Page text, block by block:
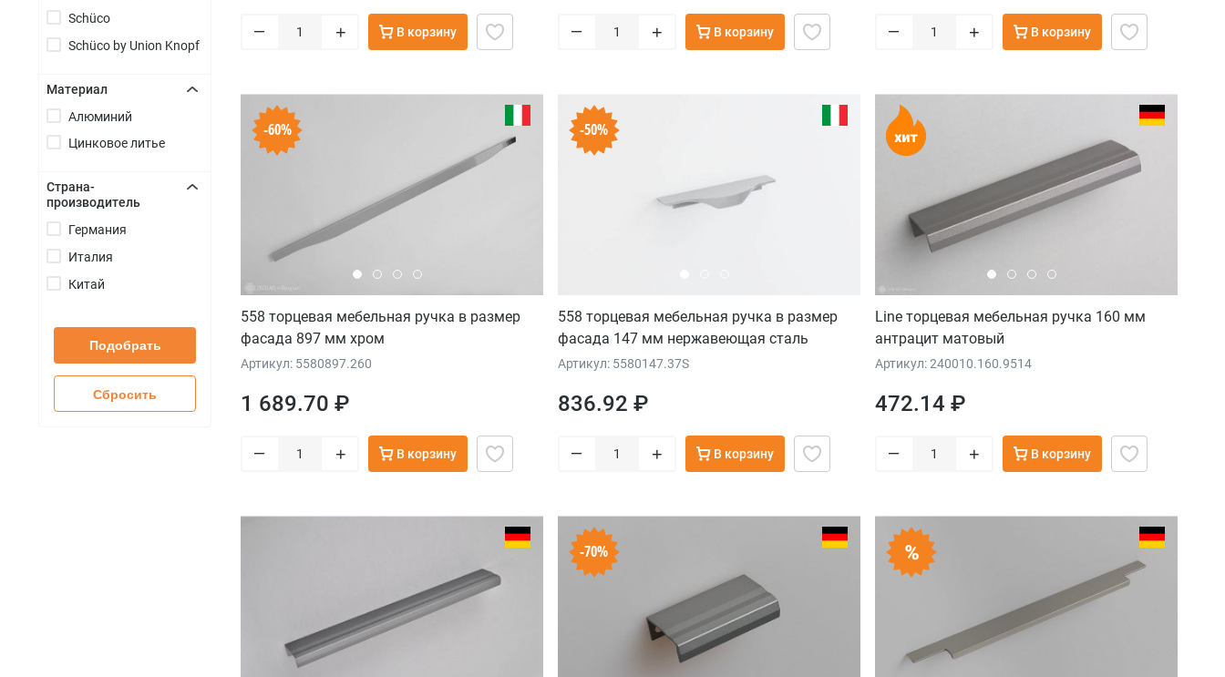
Schüco
Schüco by Union Knopf
Материал
Алюминий
Цинковое литье
Страна-
производитель
Германия
Италия
Китай
Подобрать
Сбросить
– + В корзину – + В корзину – + В корзину
-60%
558 торцевая мебельная ручка в размер
фасада 897 мм хром
Артикул: 5580897.260
1 689.70 ₽
– + В корзину
-50%
558 торцевая мебельная ручка в размер
фасада 147 мм нержавеющая сталь
Артикул: 5580147.37S
836.92 ₽
– + В корзину
Line торцевая мебельная ручка 160 мм
антрацит матовый
Артикул: 240010.160.9514
472.14 ₽
– + В корзину
-70%